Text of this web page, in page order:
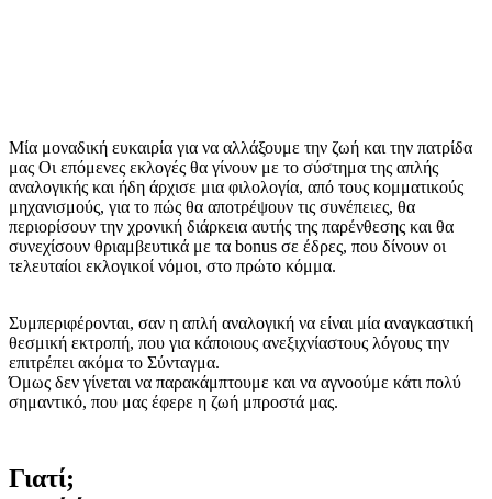
Μία μοναδική ευκαιρία για να αλλάξουμε την ζωή και την πατρίδα
μας Οι επόμενες εκλογές θα γίνουν με το σύστημα της απλής
αναλογικής και ήδη άρχισε μια φιλολογία, από τους κομματικούς
μηχανισμούς, για το πώς θα αποτρέψουν τις συνέπειες, θα
περιορίσουν την χρονική διάρκεια αυτής της παρένθεσης και θα
συνεχίσουν θριαμβευτικά με τα bonus σε έδρες, που δίνουν οι
τελευταίοι εκλογικοί νόμοι, στο πρώτο κόμμα.
Συμπεριφέρονται, σαν η απλή αναλογική να είναι μία αναγκαστική
θεσμική εκτροπή, που για κάποιους ανεξιχνίαστους λόγους την
επιτρέπει ακόμα το Σύνταγμα.
Όμως δεν γίνεται να παρακάμπτουμε και να αγνοούμε κάτι πολύ
σημαντικό, που μας έφερε η ζωή μπροστά μας.
Γιατί;